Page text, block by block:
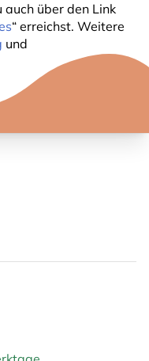
auch über den Link
“ erreichst. Weitere
und